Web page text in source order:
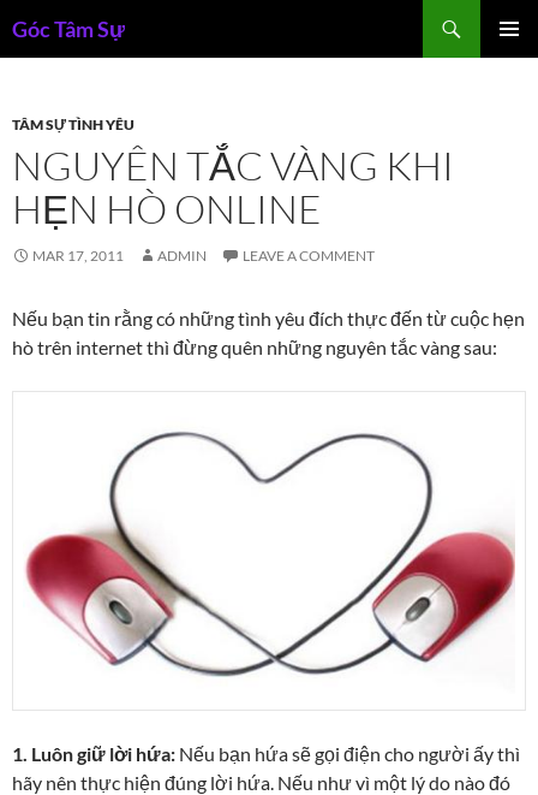
toGóc Tâm Sự
TÂM SỰ TÌNH YÊU
NGUYÊN TẮC VÀNG KHI
HẸN HÒ ONLINE
MAR 17, 2011 ADMIN LEAVE A COMMENT
Nếu bạn tin rằng có những tình yêu đích thực đến từ cuộc hẹn
hò trên internet thì đừng quên những nguyên tắc vàng sau:
1. Luôn giữ lời hứa: Nếu bạn hứa sẽ gọi điện cho người ấy thì
hãy nên thực hiện đúng lời hứa. Nếu như vì một lý do nào đó